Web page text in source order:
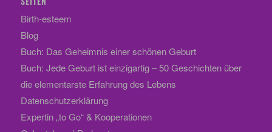
Birth-esteem
Blog
Buch: Das Geheimnis einer schönen Geburt
Buch: Jede Geburt ist einzigartig – 50 Geschichten über
die elementarste Erfahrung des Lebens
Datenschutzerklärung
Expertin „to Go“ & Kooperationen